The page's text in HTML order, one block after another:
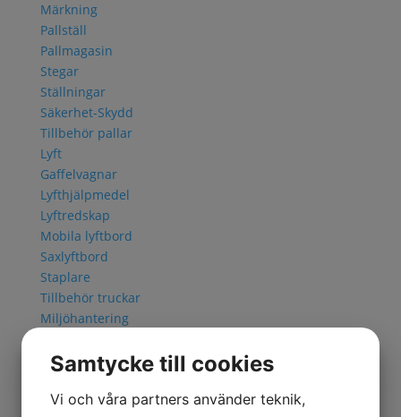
Märkning
Pallställ
Pallmagasin
Stegar
Ställningar
Säkerhet-Skydd
Tillbehör pallar
Lyft
Gaffelvagnar
Lyfthjälpmedel
Lyftredskap
Mobila lyftbord
Saxlyftbord
Staplare
Tillbehör truckar
Miljöhantering
Fathantering
Källsortering
Städutrustning
Samtycke till cookies
Vi och våra partners använder teknik,